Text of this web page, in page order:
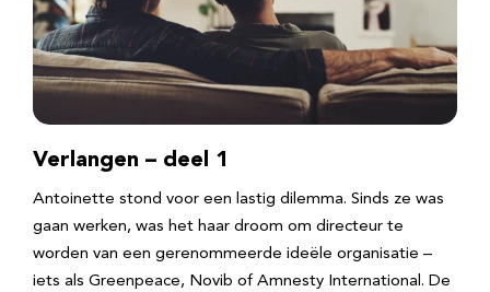
Verlangen – deel 1
Antoinette stond voor een lastig dilemma. Sinds ze was
gaan werken, was het haar droom om directeur te
worden van een gerenommeerde ideële organisatie –
iets als Greenpeace, Novib of Amnesty International. De